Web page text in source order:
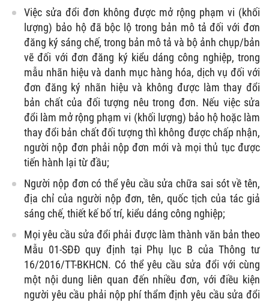
Việc sửa đổi đơn không được mở rộng phạm vi (khối
lượng) bảo hộ đã bộc lộ trong bản mô tả đối với đơn
đăng ký sáng chế, trong bản mô tả và bộ ảnh chụp/bản
vẽ đối với đơn đăng ký kiểu dáng công nghiệp, trong
mẫu nhãn hiệu và danh mục hàng hóa, dịch vụ đối với
đơn đăng ký nhãn hiệu và không được làm thay đổi
bản chất của đối tượng nêu trong đơn. Nếu việc sửa
đổi làm mở rộng phạm vi (khối lượng) bảo hộ hoặc làm
thay đổi bản chất đối tượng thì không được chấp nhận,
người nộp đơn phải nộp đơn mới và mọi thủ tục được
tiến hành lại từ đầu;
Người nộp đơn có thể yêu cầu sửa chữa sai sót về tên,
địa chỉ của người nộp đơn, tên, quốc tịch của tác giả
sáng chế, thiết kế bố trí, kiểu dáng công nghiệp;
Mọi yêu cầu sửa đổi phải được làm thành văn bản theo
Mẫu 01-SĐĐ quy định tại Phụ lục B của Thông tư
16/2016/TT-BKHCN. Có thể yêu cầu sửa đổi với cùng
một nội dung liên quan đến nhiều đơn, với điều kiện
người yêu cầu phải nộp phí thẩm định yêu cầu sửa đổi